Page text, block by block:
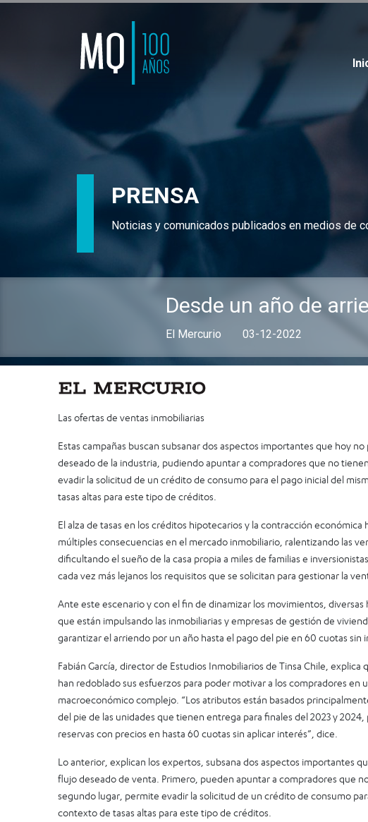
PRENSA
Noticias y comunicados publicados en medios de
Desde un año de
El Mercurio 03-12-2022
Las ofertas de ventas inmobiliarias
Estas campañas buscan subsanar dos aspectos importantes que hoy
deseado de la industria, pudiendo apuntar a compradores que no tienen
evadir la solicitud de un crédito de consumo para el pago inicial del
tasas altas para este tipo de créditos.
El alza de tasas en los créditos hipotecarios y la contracción económica
múltiples consecuencias en el mercado inmobiliario, ralentizando las
dificultando el sueño de la casa propia a miles de familias e
cada vez más lejanos los requisitos que se solicitan para gestionar la
Ante este escenario y con el fin de dinamizar los movimientos, diversas
que están impulsando las inmobiliarias y empresas de gestión de
garantizar el arriendo por un año hasta el pago del pie en 60 cuotas sin
Fabián García, director de Estudios Inmobiliarios de Tinsa Chile, explica
han redoblado sus esfuerzos para poder motivar a los compradores en
macroeconómico complejo. “Los atributos están basados
del pie de las unidades que tienen entrega para finales del 2023 y
reservas con precios en hasta 60 cuotas sin aplicar interés”, dice.
Lo anterior, explican los expertos, subsana dos aspectos importantes
flujo deseado de venta. Primero, pueden apuntar a compradores que
segundo lugar, permite evadir la solicitud de un crédito de consumo
contexto de tasas altas para este tipo de créditos.